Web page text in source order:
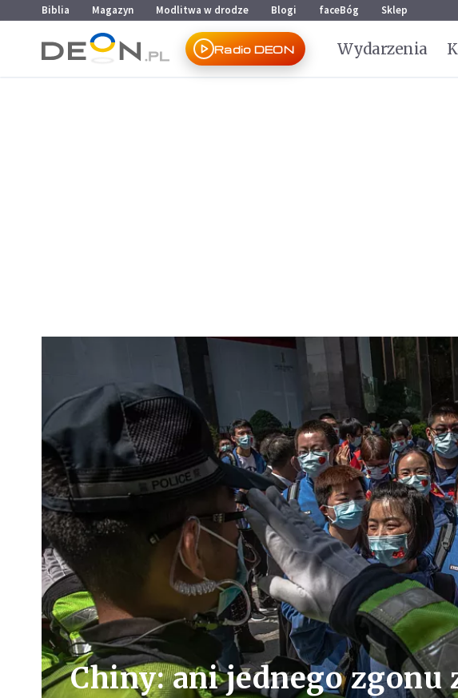
Przejdź do menu głównego
Przejdź do treści
Biblia Magazyn Modlitwa w drodze Blogi faceBóg Sklep
Radio DEON Wydarzenia
Chiny: ani jednego zgonu